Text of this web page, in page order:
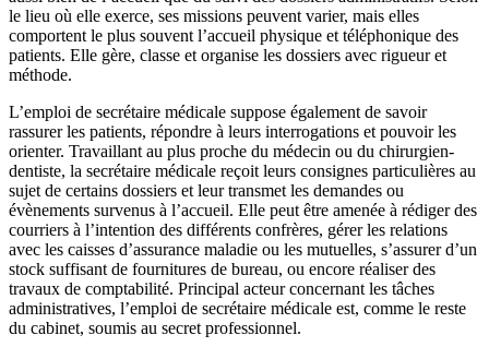
le lieu où elle exerce, ses missions peuvent varier, mais elles
comportent le plus souvent l’accueil physique et téléphonique des
patients. Elle gère, classe et organise les dossiers avec rigueur et
méthode.
L’emploi de secrétaire médicale suppose également de savoir
rassurer les patients, répondre à leurs interrogations et pouvoir les
orienter. Travaillant au plus proche du médecin ou du chirurgien-
dentiste, la secrétaire médicale reçoit leurs consignes particulières au
sujet de certains dossiers et leur transmet les demandes ou
évènements survenus à l’accueil. Elle peut être amenée à rédiger des
courriers à l’intention des différents confrères, gérer les relations
avec les caisses d’assurance maladie ou les mutuelles, s’assurer d’un
stock suffisant de fournitures de bureau, ou encore réaliser des
travaux de comptabilité. Principal acteur concernant les tâches
administratives, l’emploi de secrétaire médicale est, comme le reste
du cabinet, soumis au secret professionnel.